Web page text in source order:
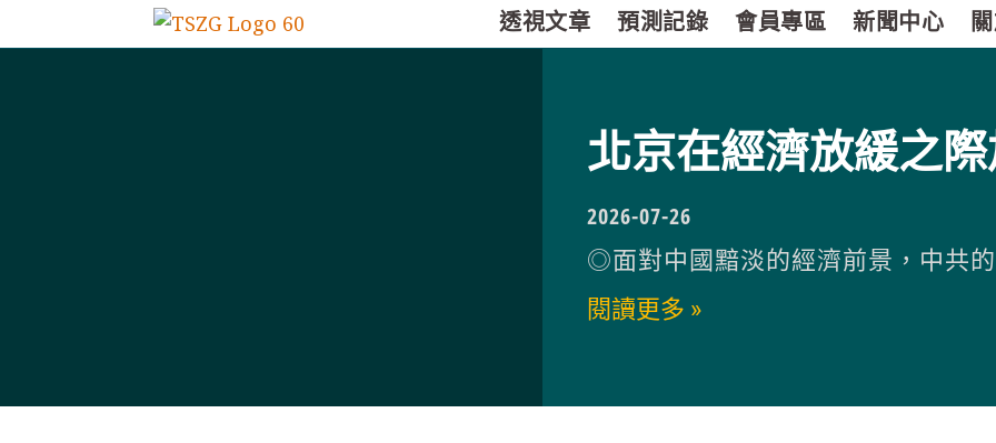
透視文章 預測記錄 會員專區 新聞中心
北京在經濟放緩之
2026-07-26
◎面對中國黯淡的經濟前景，中共
閱讀更多 »